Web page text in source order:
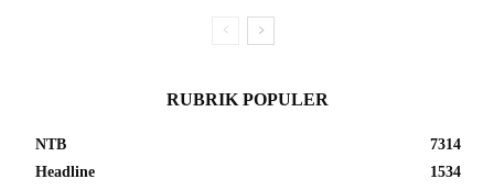
RUBRIK POPULER
NTB
7314
Headline
1534